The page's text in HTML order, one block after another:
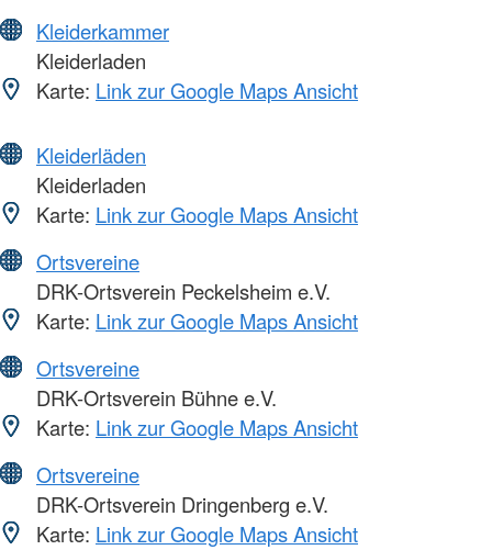
Kleiderkammer
Kleiderladen
Karte: Link zur Google Maps Ansicht
Kleiderläden
Kleiderladen
Karte: Link zur Google Maps Ansicht
Ortsvereine
DRK-Ortsverein Peckelsheim e.V.
Karte: Link zur Google Maps Ansicht
Ortsvereine
DRK-Ortsverein Bühne e.V.
Karte: Link zur Google Maps Ansicht
Ortsvereine
DRK-Ortsverein Dringenberg e.V.
Karte: Link zur Google Maps Ansicht